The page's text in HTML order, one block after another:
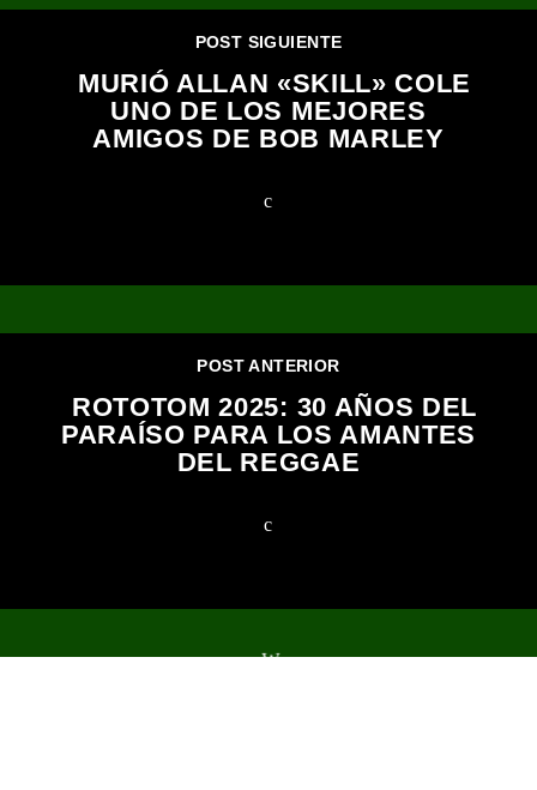
POST SIGUIENTE
MURIÓ ALLAN «SKILL» COLE
UNO DE LOS MEJORES
AMIGOS DE BOB MARLEY
POST ANTERIOR
ROTOTOM 2025: 30 AÑOS DEL
PARAÍSO PARA LOS AMANTES
DEL REGGAE